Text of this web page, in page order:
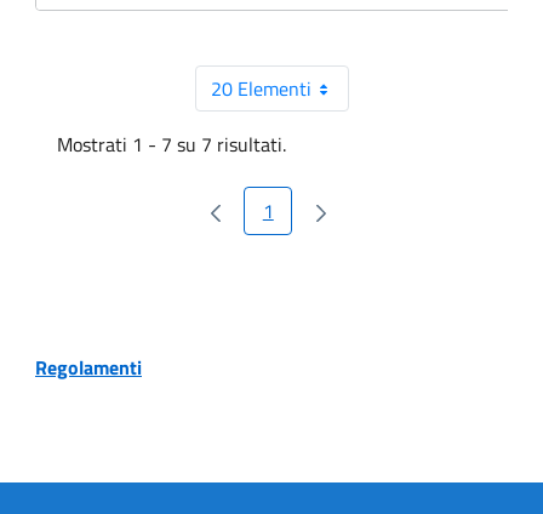
20 ElementiPer pagina
Mostrati 1 - 7 su 7 risultati.
Pagina
1
Regolamenti